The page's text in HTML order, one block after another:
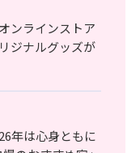
ンラインストア
ジナルグッズが
年は心身ともに